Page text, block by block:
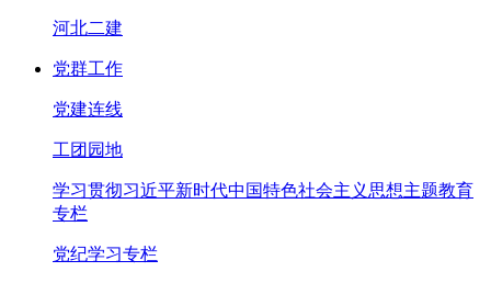
河北二建
党群工作
党建连线
工团园地
学习贯彻习近平新时代中国特色社会主义思想主题教育
专栏
党纪学习专栏